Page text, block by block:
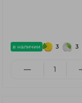
в наличии 3 3